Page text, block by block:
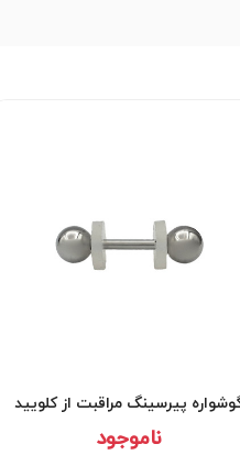
پیرسینگ مراقبت از کلویید
کد۲۹۵۲
ناموجود